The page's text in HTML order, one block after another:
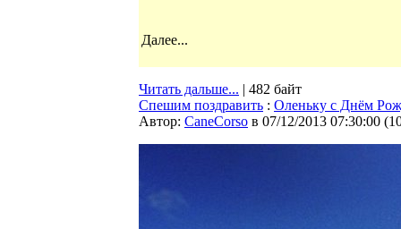
Далее...
Читать дальше... | 482 байт
Спешим поздравить : Оленьку с Днём
Автор: CaneCorso в 07/12/2013 07:30:00 (